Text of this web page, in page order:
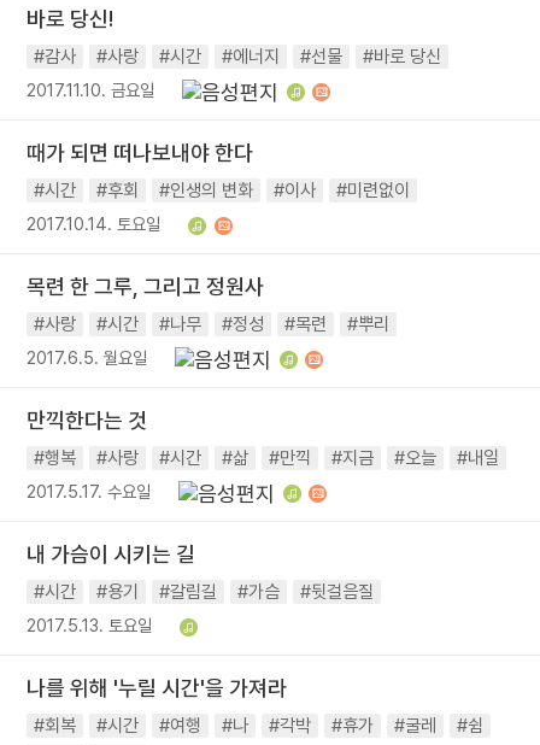
바로 당신!
#감사 #사랑 #시간 #에너지 #선물 #바로 당신
2017.11.10. 금요일
때가 되면 떠나보내야 한다
#시간 #후회 #인생의 변화 #이사 #미련없이
2017.10.14. 토요일
목련 한 그루, 그리고 정원사
#사랑 #시간 #나무 #정성 #목련 #뿌리
2017.6.5. 월요일
만끽한다는 것
#행복 #사랑 #시간 #삶 #만끽 #지금 #오늘 #내일
2017.5.17. 수요일
내 가슴이 시키는 길
#시간 #용기 #갈림길 #가슴 #뒷걸음질
2017.5.13. 토요일
나를 위해 '누릴 시간'을 가져라
#회복 #시간 #여행 #나 #각박 #휴가 #굴레
#쉼